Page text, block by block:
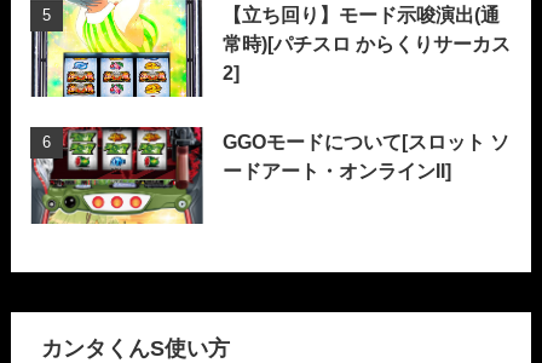
【立ち回り】モード示唆演出(通
常時)[パチスロ からくりサーカス
2]
GGOモードについて[スロット ソ
ードアート・オンラインII]
カンタくんS使い方